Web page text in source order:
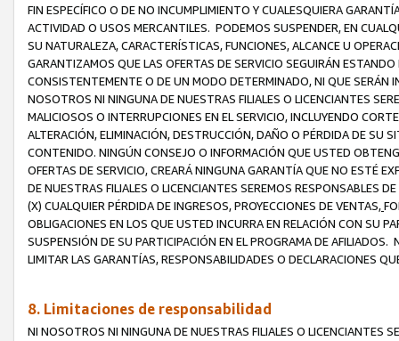
FIN ESPECÍFICO O DE NO INCUMPLIMIENTO Y CUALESQUIERA
ACTIVIDAD O USOS MERCANTILES. PODEMOS SUSPENDER, EN
SU NATURALEZA, CARACTERÍSTICAS, FUNCIONES, ALCANCE U
GARANTIZAMOS QUE LAS OFERTAS DE SERVICIO SEGUIRÁN
CONSISTENTEMENTE O DE UN MODO DETERMINADO, NI QUE SERÁN
NOSOTROS NI NINGUNA DE NUESTRAS FILIALES O LICENCIANTES
MALICIOSOS O INTERRUPCIONES EN EL SERVICIO, INCLUYENDO
ALTERACIÓN, ELIMINACIÓN, DESTRUCCIÓN, DAÑO O PÉRDIDA DE SU
CONTENIDO. NINGÚN CONSEJO O INFORMACIÓN QUE USTED
OFERTAS DE SERVICIO, CREARÁ NINGUNA GARANTÍA QUE NO ESTÉ
DE NUESTRAS FILIALES O LICENCIANTES SEREMOS RESPONSABLES
(X) CUALQUIER PÉRDIDA DE INGRESOS, PROYECCIONES DE VENTAS,
OBLIGACIONES EN LOS QUE USTED INCURRA EN RELACIÓN CON SU
SUSPENSIÓN DE SU PARTICIPACIÓN EN EL PROGRAMA DE
LIMITAR LAS GARANTÍAS, RESPONSABILIDADES O DECLARACIONES
8. Limitaciones de responsabilidad
NI NOSOTROS NI NINGUNA DE NUESTRAS FILIALES O LICENCIANTES